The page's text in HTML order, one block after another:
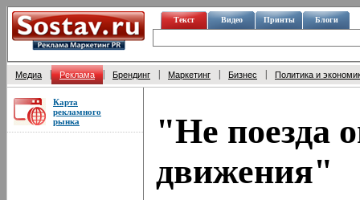
Текст Видео Принты Блоги
Медиа Реклама Брендинг Маркетинг Бизнес Политика и
Карта
рекламного
рынка
"Не поезда
движения"